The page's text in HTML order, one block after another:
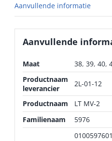
Aanvullende informatie
Aanvullende
Maat 38, 39, 40,
Productnaam
leverancier
2L-01-12
Productnaam
LT MV-2
Familienaam
5976